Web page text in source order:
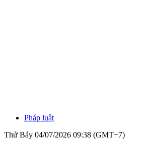
Pháp luật
Thứ Bảy 04/07/2026 09:38 (GMT+7)